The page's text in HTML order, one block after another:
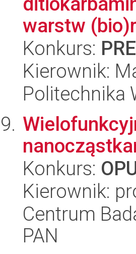
warstw
Konkurs:
Kierownik:
Politechnika
Konkurs:
Kierownik:
Centrum
PAN